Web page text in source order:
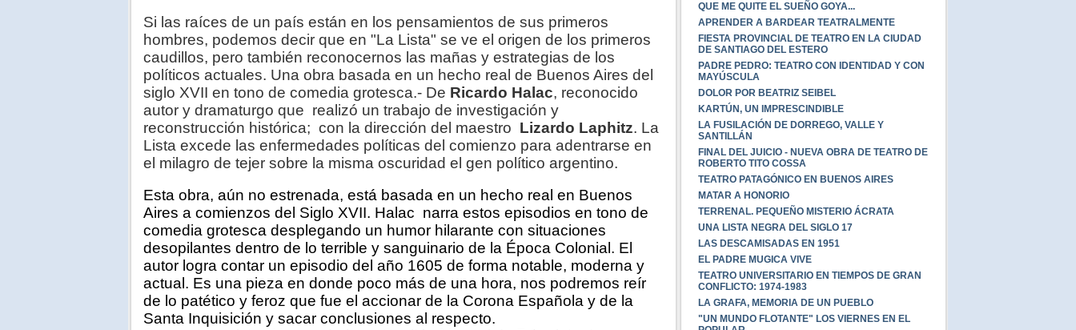
Si las raíces de un país están en los pensamientos de sus primeros
hombres, podemos decir que en "La Lista" se ve el origen de los primeros
caudillos, pero también reconocernos las mañas y estrategias de los
políticos actuales. Una obra basada en un hecho real de Buenos Aires del
siglo XVII en tono de comedia grotesca.- De Ricardo Halac, reconocido
autor y dramaturgo que realizó un trabajo de investigación y
reconstrucción histórica; con la dirección del maestro Lizardo Laphitz. La
Lista excede las enfermedades políticas del comienzo para adentrarse en
el milagro de tejer sobre la misma oscuridad el gen político argentino.
Esta obra, aún no estrenada, está basada en un hecho real en Buenos
Aires a comienzos del Siglo XVII. Halac narra estos episodios en tono de
comedia grotesca desplegando un humor hilarante con situaciones
desopilantes dentro de lo terrible y sanguinario de la Época Colonial. El
autor logra contar un episodio del año 1605 de forma notable, moderna y
actual. Es una pieza en donde poco más de una hora, nos podremos reír
de lo patético y feroz que fue el accionar de la Corona Española y de la
Santa Inquisición y sacar conclusiones al respecto.
QUE ME QUITE EL SUEÑO GOYA...
APRENDER A BARDEAR TEATRALMENTE
FIESTA PROVINCIAL DE TEATRO EN LA CIUDAD
DE SANTIAGO DEL ESTERO
PADRE PEDRO: TEATRO CON IDENTIDAD Y CON
MAYÚSCULA
DOLOR POR BEATRIZ SEIBEL
KARTÚN, UN IMPRESCINDIBLE
LA FUSILACIÓN DE DORREGO, VALLE Y
SANTILLÁN
FINAL DEL JUICIO - NUEVA OBRA DE TEATRO DE
ROBERTO TITO COSSA
TEATRO PATAGÓNICO EN BUENOS AIRES
MATAR A HONORIO
TERRENAL. PEQUEÑO MISTERIO ÁCRATA
UNA LISTA NEGRA DEL SIGLO 17
LAS DESCAMISADAS EN 1951
EL PADRE MUGICA VIVE
TEATRO UNIVERSITARIO EN TIEMPOS DE GRAN
CONFLICTO: 1974-1983
LA GRAFA, MEMORIA DE UN PUEBLO
"UN MUNDO FLOTANTE" LOS VIERNES EN EL